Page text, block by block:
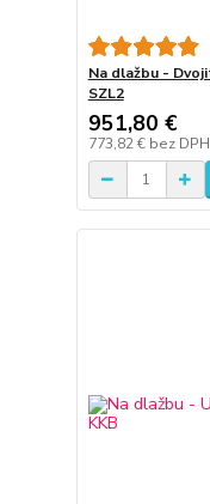
Na dlažbu -
SZL2
951,80 €
773,82 € bez DPH